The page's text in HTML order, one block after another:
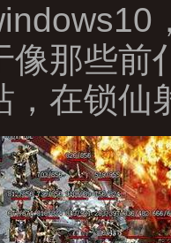
像那些前
，在锁仙